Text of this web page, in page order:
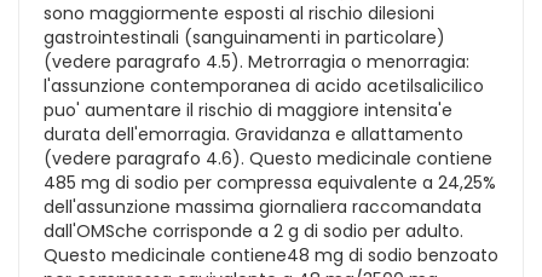
sono maggiormente esposti al rischio dilesioni
gastrointestinali (sanguinamenti in particolare)
(vedere paragrafo 4.5). Metrorragia o menorragia:
l'assunzione contemporanea di acido acetilsalicilico
puo' aumentare il rischio di maggiore intensita'e
durata dell'emorragia. Gravidanza e allattamento
(vedere paragrafo 4.6). Questo medicinale contiene
485 mg di sodio per compressa equivalente a 24,25%
dell'assunzione massima giornaliera raccomandata
dall'OMSche corrisponde a 2 g di sodio per adulto.
Questo medicinale contiene48 mg di sodio benzoato